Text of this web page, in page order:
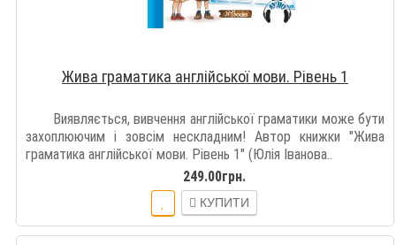
Жива граматика англійської мови. Рівень 1
Виявляється, вивчення англійської граматики може бути
захоплюючим і зовсім нескладним! Автор книжки "Жива
граматика англійської мови. Рівень 1" (Юлія Іванова..
249.00грн.
КУПИТИ